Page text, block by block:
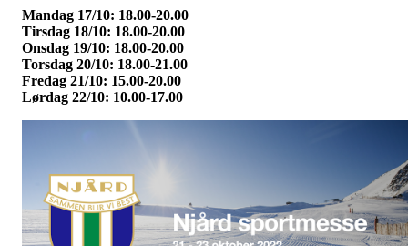
Mandag 17/10: 18.00-20.00
Tirsdag 18/10: 18.00-20.00
Onsdag 19/10: 18.00-20.00
Torsdag 20/10: 18.00-21.00
Fredag 21/10: 15.00-20.00
Lørdag 22/10: 10.00-17.00